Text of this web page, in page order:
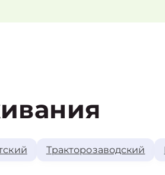
Тракторозаводский